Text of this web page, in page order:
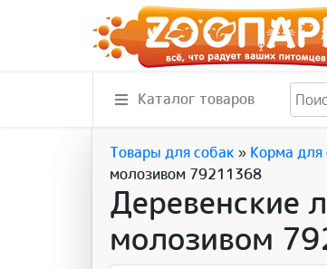
Каталог товаров
Товары для собак » Корма для
молозивом 79211368
Деревенские
молозивом